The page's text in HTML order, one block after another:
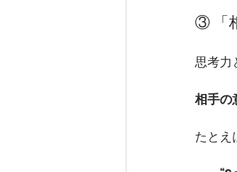
③ 「
思考力
相手の
たとえ